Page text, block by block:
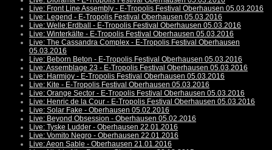
Live: Front Line Assembly - E-Tropolis Festival Oberhausen 05.03.2016
Live: Legend - E-Tropolis Festival Oberhausen 05.03.2016
Live: Welle:Erdball - E-Tropolis Festival Oberhausen 05.03.2016
Live: Winterkälte - E-Tropolis Festival Oberhausen 05.03.2016
Live: The Cassandra Complex - E-Tropolis Festival Oberhausen
05.03.2016
Live: Beborn Beton - E-Tropolis Festival Oberhausen 05.03.2016
Live: Assemblage 23 - E-Tropolis Festival Oberhausen 05.03.2016
Live: Harmjoy - E-Tropolis Festival Oberhausen 05.03.2016
Live: Kite - E-Tropolis Festival Oberhausen 05.03.2016
Live: Orange Sector - E-Tropolis Festival Oberhausen 05.03.2016
Live: Henric de la Cour - E-Tropolis Festival Oberhausen 05.03.2016
Live: Solar Fake - Oberhausen 05.02.2016
Live: Beyond Obsession - Oberhausen 05.02.2016
Live: Tyske Ludder - Oberhausen 22.01.2016
Live: Vomito Negro - Oberhausen 22.01.2016
Live: Aeon Sable - Oberhausen 21.01.2016